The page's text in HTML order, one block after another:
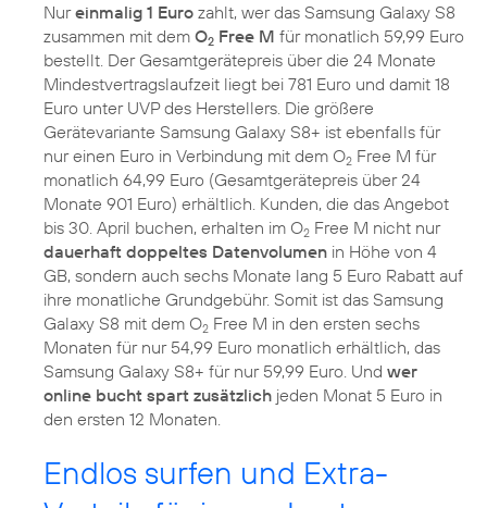
Nureinmalig 1 Euro zahlt, wer das Samsung Galaxy S8
zusammen mit dem O2 Free M für monatlich 59,99 Euro
bestellt. Der Gesamtgerätepreis über die 24 Monate
Mindestvertragslaufzeit liegt bei 781 Euro und damit 18
Euro unter UVP des Herstellers. Die größere
Gerätevariante Samsung Galaxy S8+ ist ebenfalls für
nur einen Euro in Verbindung mit dem O2 Free M für
monatlich 64,99 Euro (Gesamtgerätepreis über 24
Monate 901 Euro) erhältlich. Kunden, die das Angebot
bis 30. April buchen, erhalten im O2 Free M nicht nur
dauerhaft doppeltes Datenvolumen in Höhe von 4
GB, sondern auch sechs Monate lang 5 Euro Rabatt auf
ihre monatliche Grundgebühr. Somit ist das Samsung
Galaxy S8 mit dem O2 Free M in den ersten sechs
Monaten für nur 54,99 Euro monatlich erhältlich, das
Samsung Galaxy S8+ für nur 59,99 Euro. Und wer
online bucht spart zusätzlich jeden Monat 5 Euro in
den ersten 12 Monaten.
Endlos surfen und Extra-